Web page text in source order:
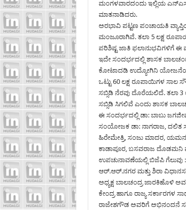
ಮಂಗಳವಾರದಂದು ಇಲ್ಲಿಯ
ಮಾತನಾಡಿದರು.
ಅರಭಾವಿ ಪಟ್ಟಣ ಪಂಚಾಯತಿ
ಮಂಜೂರಾಗಿವೆ. ತಲಾ 5 ಲಕ್ಷ
ಪರಿಶಿಷ್ಟ ಜಾತಿ ಫಲಾನುಭವಿಗಳಿಗೆ ಈ
ಇದೇ ಸಂದರ್ಭದಲ್ಲಿ ಶಾಸಕ
ಕೋಟಾದಡಿ ಉದ್ಯೋಗಿನಿ ಯೋಜನೆಯಡಿ
ಒಟ್ಟು 60 ಲಕ್ಷ ರೂಪಾಯಿಗಳ ಸಾಲ
ಸಬ್ಸಿಡಿ ನೆರವು ದೊರೆಯಲಿದೆ. ತಲಾ 3
ಸಬ್ಸಿಡಿ ಸಿಗಲಿವೆ ಎಂದು ಶಾಸಕ
ಈ ಸಂದರ್ಭದಲ್ಲಿ ಡಾ: ಬಾಬು
ಸಂಯೋಜಕ ಡಾ: ನಾಗರಾಜ, ದಲಿತ
ಹಿರೇಮೇತ್ರಿ, ಸಂಜು ಮಾದರ,
ಕಾಡಾಪೂರ, ಬಸವರಾಜ ದೊಡಮನಿ
ಉಪಚುನಾವಣೆಯಲ್ಲಿ ಬಿಜೆಪಿ ಗೆಲುವು
ಆರ್.ಆರ್.ನಗರ ಮತ್ತು ಶಿರಾ
ಅಧ್ಯಕ್ಷ ಬಾಲಚಂದ್ರ ಜಾರಕಿಹೊಳಿ
ಕೇಂದ್ರ ಹಾಗೂ ರಾಜ್ಯ ಸರ್ಕಾರಗಳ
ರಾಜೇಶಗೌಡ ಅವರಿಗೆ ಅಭಿನಂದನೆ